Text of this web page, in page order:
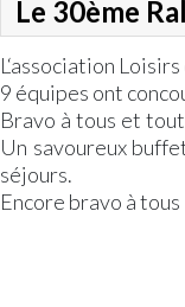
Le 30ème
L‘association
9 équipes ont
Bravo à tous et
Un savoureux
séjours.
Encore bravo à tous